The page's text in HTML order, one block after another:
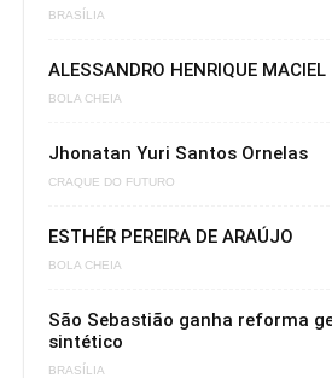
BRASÍLIA
ALESSANDRO HENRIQUE MACIEL
BOLA CHEIA
Jhonatan Yuri Santos Ornelas
CRAQUE DO FUTURO
ESTHÉR PEREIRA DE ARAÚJO
BOLA CHEIA
São Sebastião ganha reforma
sintético
BRASÍLIA